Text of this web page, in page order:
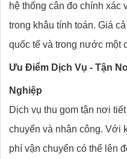
hệ thống cân đo chính xác
trong khâu tính toán. Giá
quốc tế và trong nước một
Ưu Điểm Dịch Vụ - Tận
Nghiệp
Dịch vụ thu gom tận nơi
chuyển và nhân công. Với
phí vận chuyển có thể lên